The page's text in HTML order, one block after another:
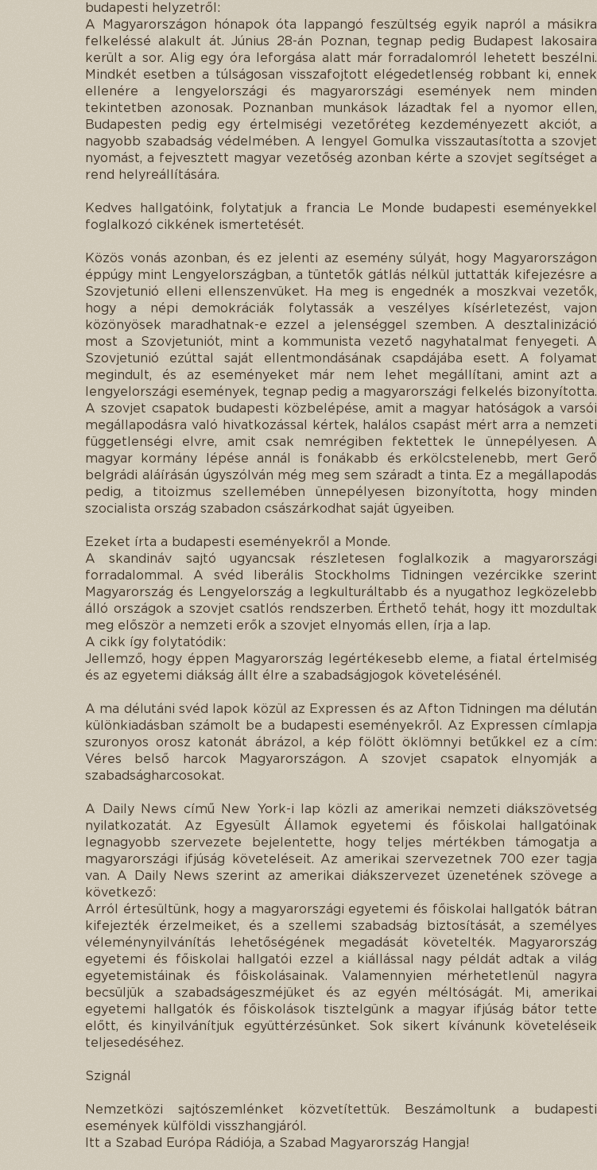
budapesti helyzetről:
A Magyarországon hónapok óta lappangó feszültség egyik napról a másikra
felkeléssé alakult át. Június 28-án Poznan, tegnap pedig Budapest lakosaira
került a sor. Alig egy óra leforgása alatt már forradalomról lehetett beszélni.
Mindkét esetben a túlságosan visszafojtott elégedetlenség robbant ki, ennek
ellenére a lengyelországi és magyarországi események nem minden
tekintetben azonosak. Poznanban munkások lázadtak fel a nyomor ellen,
Budapesten pedig egy értelmiségi vezetőréteg kezdeményezett akciót, a
nagyobb szabadság védelmében. A lengyel Gomulka visszautasította a szovjet
nyomást, a fejvesztett magyar vezetőség azonban kérte a szovjet segítséget a
rend helyreállítására.
Kedves hallgatóink, folytatjuk a francia Le Monde budapesti eseményekkel
foglalkozó cikkének ismertetését.
Közös vonás azonban, és ez jelenti az esemény súlyát, hogy Magyarországon
éppúgy mint Lengyelországban, a tüntetők gátlás nélkül juttatták kifejezésre a
Szovjetunió elleni ellenszenvüket. Ha meg is engednék a moszkvai vezetők,
hogy a népi demokráciák folytassák a veszélyes kísérletezést, vajon
közönyösek maradhatnak-e ezzel a jelenséggel szemben. A desztalinizáció
most a Szovjetuniót, mint a kommunista vezető nagyhatalmat fenyegeti. A
Szovjetunió ezúttal saját ellentmondásának csapdájába esett. A folyamat
megindult, és az eseményeket már nem lehet megállítani, amint azt a
lengyelországi események, tegnap pedig a magyarországi felkelés bizonyította.
A szovjet csapatok budapesti közbelépése, amit a magyar hatóságok a varsói
megállapodásra való hivatkozással kértek, halálos csapást mért arra a nemzeti
függetlenségi elvre, amit csak nemrégiben fektettek le ünnepélyesen. A
magyar kormány lépése annál is fonákabb és erkölcstelenebb, mert Gerő
belgrádi aláírásán úgyszólván még meg sem száradt a tinta. Ez a megállapodás
pedig, a titoizmus szellemében ünnepélyesen bizonyította, hogy minden
szocialista ország szabadon császárkodhat saját ügyeiben.
Ezeket írta a budapesti eseményekről a Monde.
A skandináv sajtó ugyancsak részletesen foglalkozik a magyarországi
forradalommal. A svéd liberális Stockholms Tidningen vezércikke szerint
Magyarország és Lengyelország a legkulturáltabb és a nyugathoz legközelebb
álló országok a szovjet csatlós rendszerben. Érthető tehát, hogy itt mozdultak
meg először a nemzeti erők a szovjet elnyomás ellen, írja a lap.
A cikk így folytatódik:
Jellemző, hogy éppen Magyarország legértékesebb eleme, a fiatal értelmiség
és az egyetemi diákság állt élre a szabadságjogok követelésénél.
A ma délutáni svéd lapok közül az Expressen és az Afton Tidningen ma délután
különkiadásban számolt be a budapesti eseményekről. Az Expressen címlapja
szuronyos orosz katonát ábrázol, a kép fölött öklömnyi betűkkel ez a cím:
Véres belső harcok Magyarországon. A szovjet csapatok elnyomják a
szabadságharcosokat.
A Daily News című New York-i lap közli az amerikai nemzeti diákszövetség
nyilatkozatát. Az Egyesült Államok egyetemi és főiskolai hallgatóinak
legnagyobb szervezete bejelentette, hogy teljes mértékben támogatja a
magyarországi ifjúság követeléseit. Az amerikai szervezetnek 700 ezer tagja
van. A Daily News szerint az amerikai diákszervezet üzenetének szövege a
következő:
Arról értesültünk, hogy a magyarországi egyetemi és főiskolai hallgatók bátran
kifejezték érzelmeiket, és a szellemi szabadság biztosítását, a személyes
véleménynyilvánítás lehetőségének megadását követelték. Magyarország
egyetemi és főiskolai hallgatói ezzel a kiállással nagy példát adtak a világ
egyetemistáinak és főiskolásainak. Valamennyien mérhetetlenül nagyra
becsüljük a szabadságeszméjüket és az egyén méltóságát. Mi, amerikai
egyetemi hallgatók és főiskolások tisztelgünk a magyar ifjúság bátor tette
előtt, és kinyilvánítjuk együttérzésünket. Sok sikert kívánunk követeléseik
teljesedéséhez.
Szignál
Nemzetközi sajtószemlénket közvetítettük. Beszámoltunk a budapesti
események külföldi visszhangjáról.
Itt a Szabad Európa Rádiója, a Szabad Magyarország Hangja!